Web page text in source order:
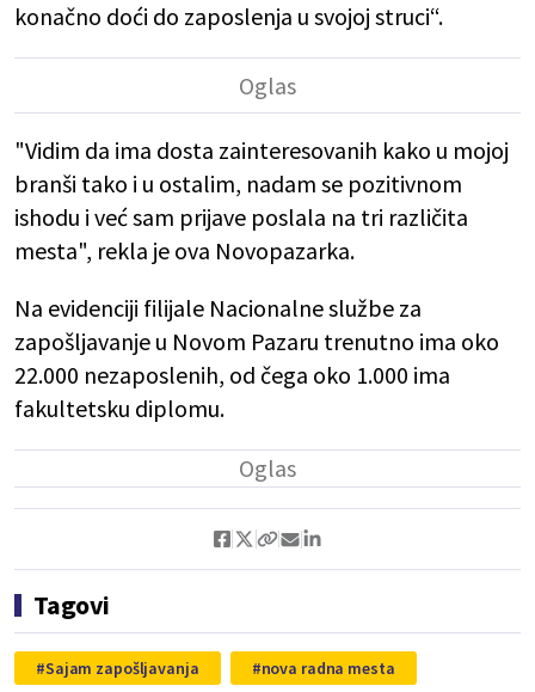
konačno doći do zaposlenja u svojoj struci“.
"Vidim da ima dosta zainteresovanih kako u mojoj
branši tako i u ostalim, nadam se pozitivnom
ishodu i već sam prijave poslala na tri različita
mesta", rekla je ova Novopazarka.
Na evidenciji filijale Nacionalne službe za
zapošljavanje u Novom Pazaru trenutno ima oko
22.000 nezaposlenih, od čega oko 1.000 ima
fakultetsku diplomu.
Tagovi
Sajam zapošljavanja nova radna mesta